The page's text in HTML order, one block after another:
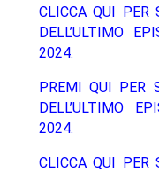
CLICCA QUI PER
DELL’ULTIMO
2024.
PREMI QUI PER
DELL’ULTIMO
2024.
CLICCA QUI PER